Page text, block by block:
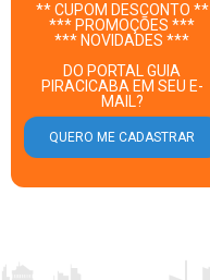
** CUPOM DESCONTO **
*** PROMOÇÕES ***
*** NOVIDADES ***
DO PORTAL GUIA
PIRACICABA EM SEU E-
MAIL?